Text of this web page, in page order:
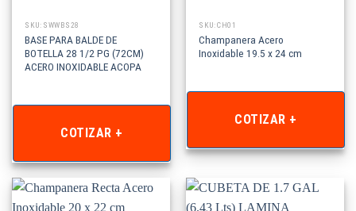
SKU: SWWBS28
BASE PARA BALDE DE
BOTELLA 28 1/2 PG (72CM)
ACERO INOXIDABLE ACOPA
COTIZAR +
SKU: CH01
Champanera Acero
Inoxidable 19.5 x 24 cm
COTIZAR +